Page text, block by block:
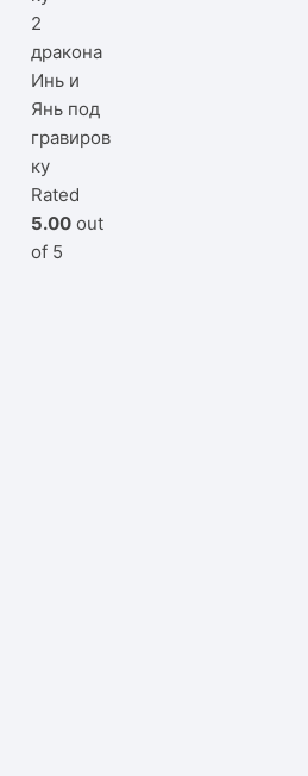
2
дракона
Инь и
Янь под
гравиров
ку
Rated
5.00 out
of 5